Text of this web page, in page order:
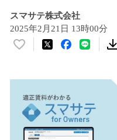
スマサテ株式会社
2025年2月21日 13時00分
い
数
を
読
み